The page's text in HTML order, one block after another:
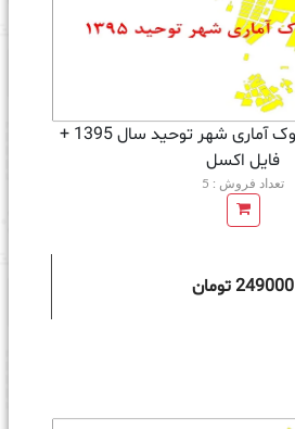
نقشه شیپ فایل بلوک آماری شهر توحید سال 1395 +
فايل اكسل
تعداد فروش : 5
249000 تومان